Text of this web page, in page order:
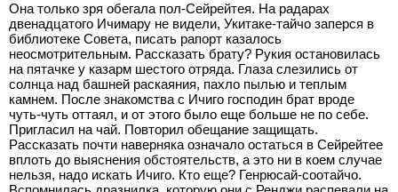
Она только зря обегала пол-Сейрейтея. На радарах
двенадцатого Ичимару не видели, Укитаке-тайчо заперся в
библиотеке Совета, писать рапорт казалось
неосмотрительным. Рассказать брату? Рукия остановилась
на пятачке у казарм шестого отряда. Глаза слезились от
солнца над башней раскаяния, пахло пылью и теплым
камнем. После знакомства с Ичиго господин брат вроде
чуть-чуть оттаял, и от этого было еще больше не по себе.
Пригласил на чай. Повторил обещание защищать.
Рассказать почти наверняка означало остаться в Сейрейтее
вплоть до выяснения обстоятельств, а это ни в коем случае
нельзя, надо искать Ичиго. Кто еще? Генрюсай-соотайчо.